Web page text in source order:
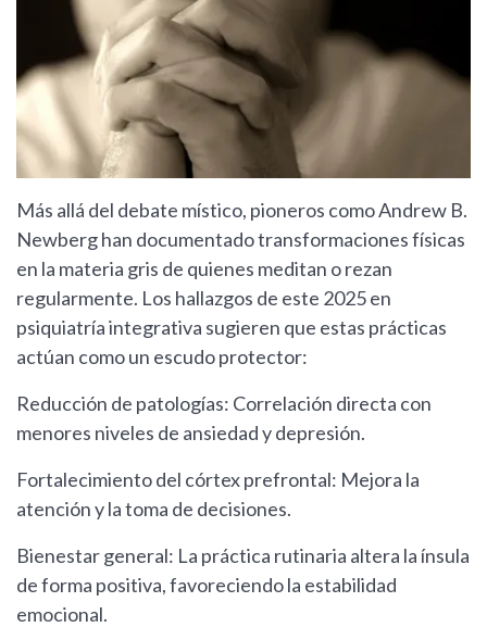
Más allá del debate místico, pioneros como Andrew B.
Newberg han documentado transformaciones físicas
en la materia gris de quienes meditan o rezan
regularmente. Los hallazgos de este 2025 en
psiquiatría integrativa sugieren que estas prácticas
actúan como un escudo protector:
Reducción de patologías: Correlación directa con
menores niveles de ansiedad y depresión.
Fortalecimiento del córtex prefrontal: Mejora la
atención y la toma de decisiones.
Bienestar general: La práctica rutinaria altera la ínsula
de forma positiva, favoreciendo la estabilidad
emocional.